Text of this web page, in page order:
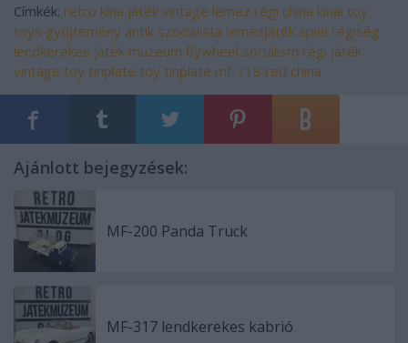
Címkék: retro kína játék vintage lemez régi china kínai toy
toys gyűjtemény antik szocialista lemezjáték spiel régiség
lendkerekes játék múzeum flywheel socialism régi játék
vintage toy tinplate toy tinplate mf-718 red china
Ajánlott bejegyzések:
MF-200 Panda Truck
MF-317 lendkerekes kabrió